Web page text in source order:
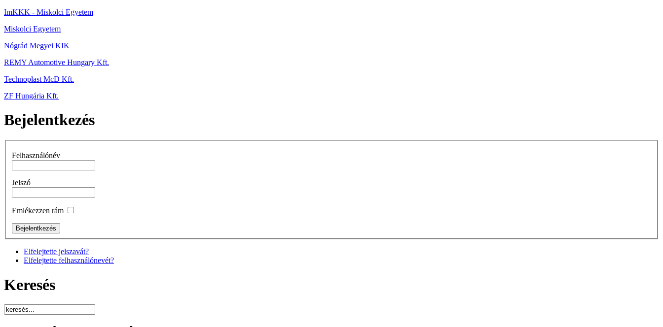
ImKKK - Miskolci Egyetem
Miskolci Egyetem
Nógrád Megyei KIK
REMY Automotive Hungary Kft.
Technoplast McD Kft.
ZF Hungária Kft.
Bejelentkezés
Felhasználónév
Jelszó
Emlékezzen rám
Elfelejtette jelszavát?
Elfelejtette felhasználónevét?
Keresés